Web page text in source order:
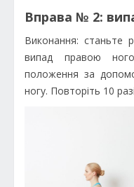
Вправа № 2:
Виконання: станьте
випад правою
положення за
ногу. Повторіть 10